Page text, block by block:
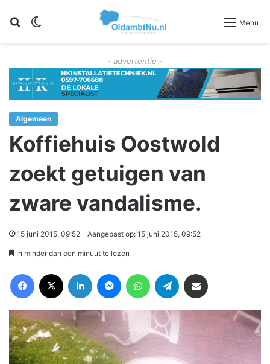
Zoeken Menu
- advertentie -
Algemeen
Koffiehuis Oostwold
zoekt getuigen van
zware vandalisme.
15 juni 2015, 09:52 Aangepast op: 15 juni 2015, 09:52
In minder dan een minuut te lezen